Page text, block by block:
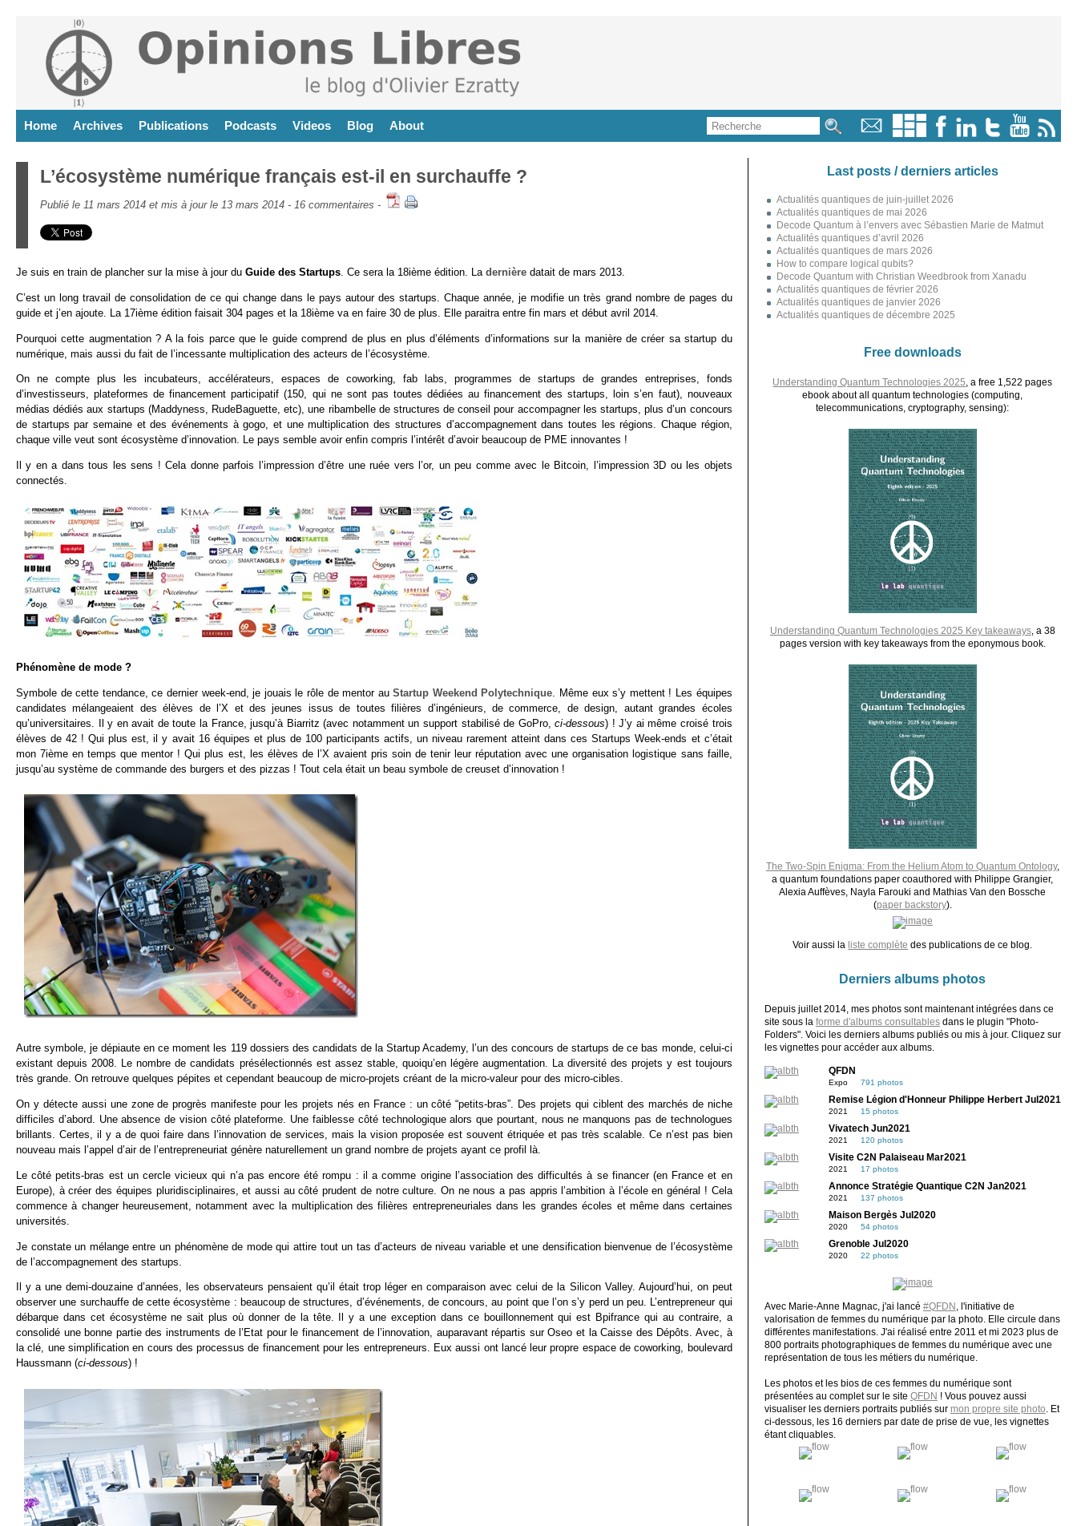
Home Archives Publications Podcasts Videos Blog About
L’écosystème numérique français est-il en surchauffe ?
Publié le 11 mars 2014 et mis à jour le 13 mars 2014 - 16 commentaires -
Je suis en train de plancher sur la mise à jour du Guide des Startups. Ce sera la 18ième édition. La dernière datait de mars 2013.
C’est un long travail de consolidation de ce qui change dans le pays autour des startups. Chaque année, je modifie un très grand nombre de pages du
guide et j’en ajoute. La 17ième édition faisait 304 pages et la 18ième va en faire 30 de plus. Elle paraitra entre fin mars et début avril 2014.
Pourquoi cette augmentation ? A la fois parce que le guide comprend de plus en plus d’éléments d’informations sur la manière de créer sa startup du
numérique, mais aussi du fait de l’incessante multiplication des acteurs de l’écosystème.
On ne compte plus les incubateurs, accélérateurs, espaces de coworking, fab labs, programmes de startups de grandes entreprises, fonds
d’investisseurs, plateformes de financement participatif (150, qui ne sont pas toutes dédiées au financement des startups, loin s’en faut), nouveaux
médias dédiés aux startups (Maddyness, RudeBaguette, etc), une ribambelle de structures de conseil pour accompagner les startups, plus d’un concours
de startups par semaine et des événements à gogo, et une multiplication des structures d’accompagnement dans toutes les régions. Chaque région,
chaque ville veut sont écosystème d’innovation. Le pays semble avoir enfin compris l’intérêt d’avoir beaucoup de PME innovantes !
Il y en a dans tous les sens ! Cela donne parfois l’impression d’être une ruée vers l’or, un peu comme avec le Bitcoin, l’impression 3D ou les objets
connectés.
Phénomène de mode ?
Symbole de cette tendance, ce dernier week-end, je jouais le rôle de mentor auStartup Weekend Polytechnique . Même eux s’y mettent ! Les équipes
candidates mélangeaient des élèves de l’X et des jeunes issus de toutes filières d’ingénieurs, de commerce, de design, autant grandes écoles
qu’universitaires. Il y en avait de toute la France, jusqu’à Biarritz (avec notamment un support stabilisé de GoPro,ci-dessous) ! J’y ai même croisé trois
élèves de 42 ! Qui plus est, il y avait 16 équipes et plus de 100 participants actifs, un niveau rarement atteint dans ces Startups Week-ends et c’était
mon 7ième en temps que mentor ! Qui plus est, les élèves de l’X avaient pris soin de tenir leur réputation avec une organisation logistique sans faille,
jusqu’au système de commande des burgers et des pizzas ! Tout cela était un beau symbole de creuset d’innovation !
Autre symbole, je dépiaute en ce moment les 119 dossiers des candidats de la Startup Academy, l’un des concours de startups de ce bas monde, celui-ci
existant depuis 2008. Le nombre de candidats présélectionnés est assez stable, quoiqu’en légère augmentation. La diversité des projets y est toujours
très grande. On retrouve quelques pépites et cependant beaucoup de micro-projets créant de la micro-valeur pour des micro-cibles.
On y détecte aussi une zone de progrès manifeste pour les projets nés en France : un côté “petits-bras”. Des projets qui ciblent des marchés de niche
difficiles d’abord. Une absence de vision côté plateforme. Une faiblesse côté technologique alors que pourtant, nous ne manquons pas de technologues
brillants. Certes, il y a de quoi faire dans l’innovation de services, mais la vision proposée est souvent étriquée et pas très scalable. Ce n’est pas bien
nouveau mais l’appel d’air de l’entrepreneuriat génère naturellement un grand nombre de projets ayant ce profil là.
Le côté petits-bras est un cercle vicieux qui n’a pas encore été rompu : il a comme origine l’association des difficultés à se financer (en France et en
Europe), à créer des équipes pluridisciplinaires, et aussi au côté prudent de notre culture. On ne nous a pas appris l’ambition à l’école en général ! Cela
commence à changer heureusement, notamment avec la multiplication des filières entrepreneuriales dans les grandes écoles et même dans certaines
universités.
Je constate un mélange entre un phénomène de mode qui attire tout un tas d’acteurs de niveau variable et une densification bienvenue de l’écosystème
de l’accompagnement des startups.
Il y a une demi-douzaine d’années, les observateurs pensaient qu’il était trop léger en comparaison avec celui de la Silicon Valley. Aujourd’hui, on peut
observer une surchauffe de cette écosystème : beaucoup de structures, d’événements, de concours, au point que l’on s’y perd un peu. L’entrepreneur qui
débarque dans cet écosystème ne sait plus où donner de la tête. Il y a une exception dans ce bouillonnement qui est Bpifrance qui au contraire, a
consolidé une bonne partie des instruments de l’Etat pour le financement de l’innovation, auparavant répartis sur Oseo et la Caisse des Dépôts. Avec, à
la clé, une simplification en cours des processus de financement pour les entrepreneurs. Eux aussi ont lancé leur propre espace de coworking, boulevard
Haussmann (ci-dessous) !
Last posts / derniers articles
Actualités quantiques de juin-juillet 2026
Actualités quantiques de mai 2026
Decode Quantum à l’envers avec Sébastien Marie de Matmut
Actualités quantiques d’avril 2026
Actualités quantiques de mars 2026
How to compare logical qubits?
Decode Quantum with Christian Weedbrook from Xanadu
Actualités quantiques de février 2026
Actualités quantiques de janvier 2026
Actualités quantiques de décembre 2025
Free downloads
Understanding Quantum Technologies 2025 , a free 1,522 pages
ebook about all quantum technologies (computing,
telecommunications, cryptography, sensing):
Understanding Quantum Technologies 2025 Key takeaways, a 38
pages version with key takeaways from the eponymous book.
The Two-Spin Enigma: From the Helium Atom to Quantum Ontology,
a quantum foundations paper coauthored with Philippe Grangier,
Alexia Auffèves, Nayla Farouki and Mathias Van den Bossche
(paper backstory).
Voir aussi la liste complète des publications de ce blog.
Derniers albums photos
Depuis juillet 2014, mes photos sont maintenant intégrées dans ce
site sous la forme d'albums consultablesdans le plugin "Photo-
Folders". Voici les derniers albums publiés ou mis à jour. Cliquez sur
les vignettes pour accéder aux albums.
QFDN
Expo 791 photos
Remise Légion d'Honneur Philippe Herbert Jul2021
2021 15 photos
Vivatech Jun2021
2021 120 photos
Visite C2N Palaiseau Mar2021
2021 17 photos
Annonce Stratégie Quantique C2N Jan2021
2021 137 photos
Maison Bergès Jul2020
2020 54 photos
Grenoble Jul2020
2020 22 photos
Avec Marie-Anne Magnac, j'ai lancé #QFDN
, l'initiative de
valorisation de femmes du numérique par la photo. Elle circule dans
différentes manifestations. J'ai réalisé entre 2011 et mi 2023 plus de
800 portraits photographiques de femmes du numérique avec une
représentation de tous les métiers du numérique.
Les photos et les bios de ces femmes du numérique sont
présentées au complet sur le site QFDN ! Vous pouvez aussi
visualiser les derniers portraits publiés sur mon propre site photo . Et
ci-dessous, les 16 derniers par date de prise de vue, les vignettes
étant cliquables.